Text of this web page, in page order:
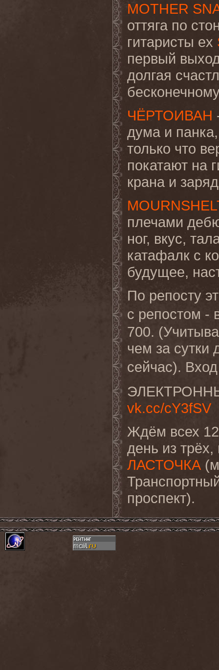
MOTHER
оттяга по
гитаристы ex
первый
долгая
ЧЁРТОИВАН
дума и
только что
покатают на
крана и
плечами
ног, вкус,
катафалк с
будущее,
По репосту
с репостом -
700.
чем за сутки
сейчас).
vk.cc/cY3fSV
Ждём всех
день из трёх,
ЛАСТОЧКА
проспект).